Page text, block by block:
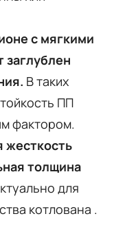
с мягкими
заглублен
В таких
ПП
фактором.
жесткость
толщина
для
котлована .